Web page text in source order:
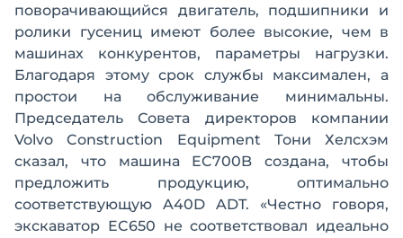
поворачивающийся двигатель, подшипники и
ролики гусениц имеют более высокие, чем в
машинах конкурентов, параметры нагрузки.
Благодаря этому срок службы максимален, а
простои на обслуживание минимальны.
Председатель Совета директоров компании
Volvo Construction Equipment Тони Хелсхэм
сказал, что машина EC700B создана, чтобы
предложить продукцию, оптимально
соответствующую A40D ADT. «Честно говоря,
экскаватор EC650 не соответствовал идеально